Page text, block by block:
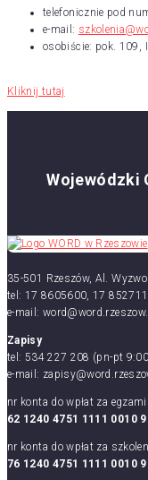
telefonicznie pod
e-mail:
osobiście: pok. 109,
Kliknij tutaj
Wojewódzki
35-501 Rzeszów, Al.
tel: 17 8605600, 17
e-mail:
Zapisy
tel: 534 227 208 (pn-pt
e-mail:
nr konta do wpłat za
62 1240 4751 1111 0010
nr konta do wpłat za
76 1240 4751 1111 0010